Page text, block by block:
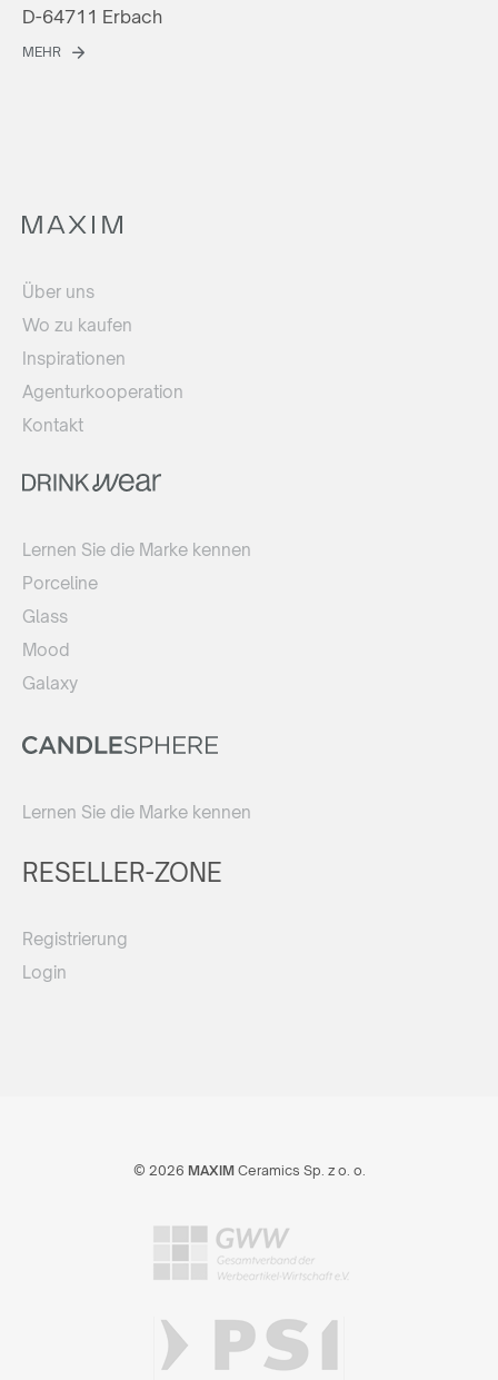
D-64711 Erbach
MEHR
Über uns
Wo zu kaufen
Inspirationen
Agenturkooperation
Kontakt
Lernen Sie die Marke kennen
Porceline
Glass
Mood
Galaxy
Lernen Sie die Marke kennen
RESELLER-ZONE
Registrierung
Login
© 2026 MAXIMCeramics Sp. z o. o.